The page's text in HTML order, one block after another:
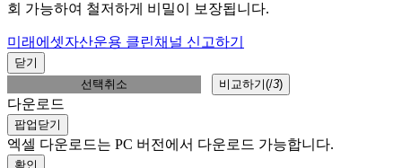
회 가능하여 철저하게 비밀이 보장됩니다.
미래에셋자산운용 클린채널 신고하기
닫기
선택취소
비교하기(/3)
다운로드
팝업닫기
엑셀 다운로드는 PC 버전에서 다운로드 가능합니다.
확인